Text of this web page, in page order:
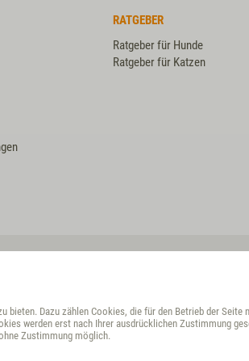
bieten. Dazu zählen Cookies, die für den Betrieb der
werden erst nach Ihrer ausdrücklichen Zustimmung
Zustimmung möglich.
RATGEBER
Ratgeber für Hunde
Ratgeber für Katzen
Croatia